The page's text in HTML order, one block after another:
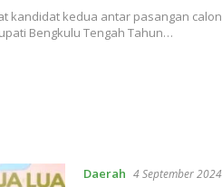
kandidat kedua antar pasangan calon
Bengkulu Tengah Tahun…
Daerah 4 September 2024